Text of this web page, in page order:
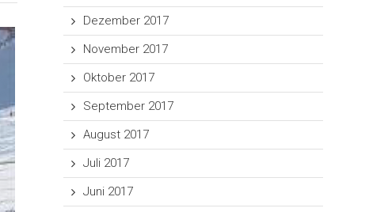
Dezember 2017
November 2017
Oktober 2017
September 2017
August 2017
Juli 2017
Juni 2017